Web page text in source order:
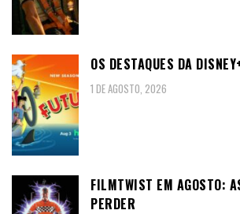
OS DESTAQUES DA
1 DE AGOSTO, 2026
FILMTWIST EM AGOSTO:
PERDER